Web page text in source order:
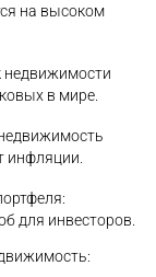
на высоком
недвижимости
в мире.
инфляции.
для инвесторов.